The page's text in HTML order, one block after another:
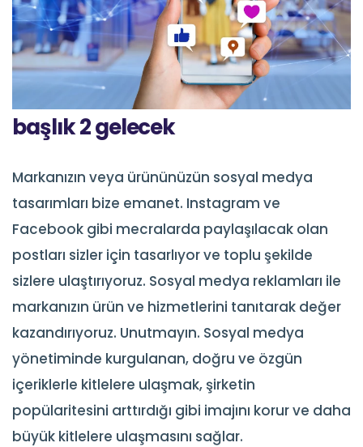
başlık 2 gelecek
Markanızın veya ürününüzün sosyal medya
tasarımları bize emanet. Instagram ve
Facebook gibi mecralarda paylaşılacak olan
postları sizler için tasarlıyor ve toplu şekilde
sizlere ulaştırıyoruz. Sosyal medya reklamları ile
markanızın ürün ve hizmetlerini tanıtarak değer
kazandırıyoruz. Unutmayın. Sosyal medya
yönetiminde kurgulanan, doğru ve özgün
içeriklerle kitlelere ulaşmak, şirketin
popülaritesini arttırdığı gibi imajını korur ve daha
büyük kitlelere ulaşmasını sağlar.